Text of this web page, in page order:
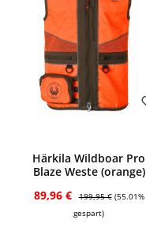
Härkila Wildboar Pro
Blaze Weste (orange)
Verkaufspreis:
89,96 € Regulärer Preis:
199,95 € (55.01%
gespart)